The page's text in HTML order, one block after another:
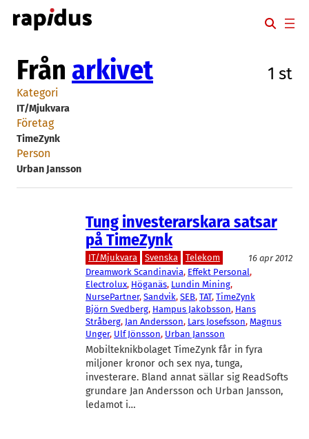
Hoppa
till
Från arkivet 1 st
Kategori
IT/Mjukvara
Företag
TimeZynk
Person
Urban Jansson
Tung investerarskara satsar
på TimeZynk
IT/Mjukvara Svenska Telekom
16 apr 2012
Dreamwork Scandinavia, Effekt Personal
Electrolux, Höganäs, Lundin Mining
NursePartner, Sandvik, SEB, TAT, TimeZynk
Björn Svedberg, Hampus Jakobsson, Hans
Stråberg, Jan Andersson, Lars Josefsson, Magnus
Unger, Ulf Jönsson, Urban Jansson
Mobilteknikbolaget TimeZynk får in fyra
miljoner kronor och sex nya, tunga,
investerare. Bland annat sällar sig ReadSofts
grundare Jan Andersson och Urban Jansson,
ledamot i…